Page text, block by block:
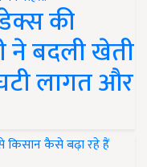
की
ने बदली खेती
लागत और